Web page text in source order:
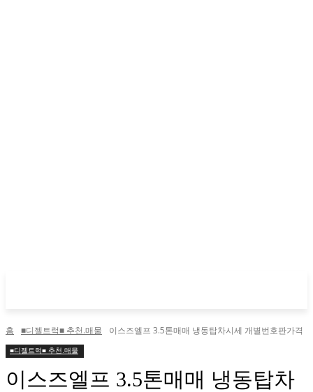
홈 ■디젤트럭■ 추천.매물 이스즈엘프 3.5톤매매 냉동탑차시세 개별번호판가격
■디젤트럭■ 추천.매물
이스즈엘프 3.5톤매매 냉동탑차